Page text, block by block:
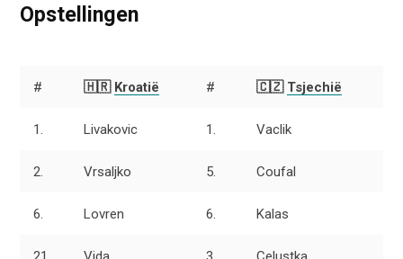
Opstellingen
# 🇭🇷 Kroatië # 🇨🇿 Tsjechië
1. Livakovic 1. Vaclik
2. Vrsaljko 5. Coufal
6. Lovren 6. Kalas